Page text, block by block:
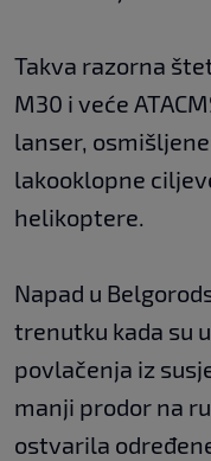
Takva razorna
M30 i veće
lanser,
lakooklopne
helikoptere.
Napad u
trenutku kada su
povlačenja iz
manji prodor na
ostvarila